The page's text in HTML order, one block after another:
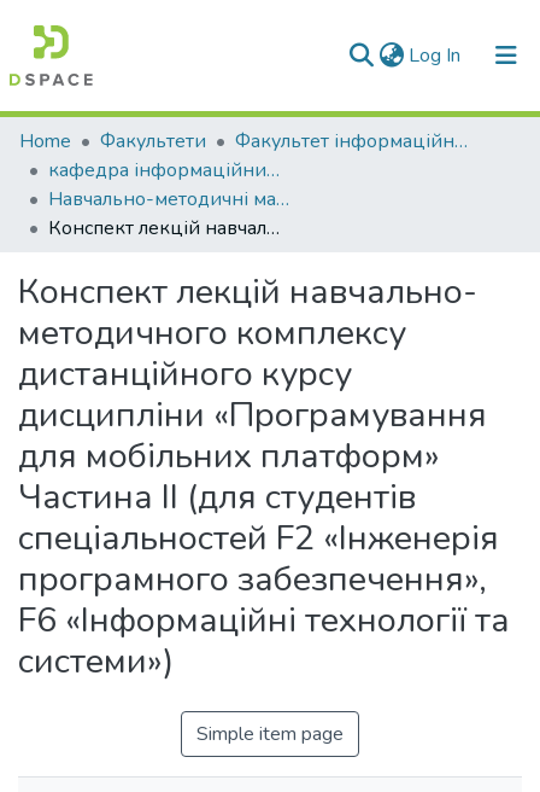
Log In (current)
Communities & Collections
All of DSpace
Statistics
Home Факультети
Факультет інформаційних технологій та електроніки
кафедра інформаційних технологій та програмування
Навчально-методичні матеріали (КІТП)
Конспект лекцій навчально-методичного комплексу дистанційного курсу дисципліни «Програмування для мобільних платформ» Частина ІІ (для студентів спеціальностей F2 «Інженерія програмного забезпечення», F6 «Інформаційні технології та системи»)
Конспект лекцій навчально-
методичного комплексу
дистанційного курсу
дисципліни «Програмування
для мобільних платформ»
Частина ІІ (для студентів
спеціальностей F2 «Інженерія
програмного забезпечення»,
F6 «Інформаційні технології та
системи»)
Simple item page